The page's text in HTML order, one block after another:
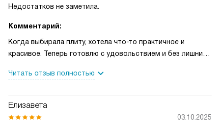
Недостатков не заметила.
Комментарий:
Когда выбирала плиту, хотела что-то практичное и
красивое. Теперь готовлю с удовольствием и без лишних
очищается — быстро протерла, и всё как новое.
удобные, готовить с ними просто, не приходится гадать с
регулировкой огня. Встроенная вытяжка приятно удивила:
Читать отзыв полностью
Елизавета
03.10.2025